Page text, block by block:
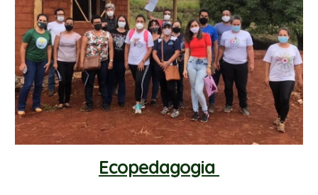
Ecopedagogia